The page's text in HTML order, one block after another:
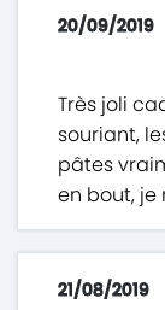
20/09/2019
Très joli
souriant,
pâtes
en bout,
21/08/2019